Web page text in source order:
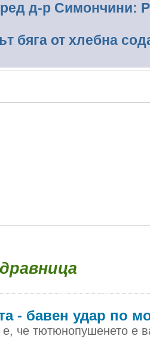
д-р Симончини:
бяга от хлебна
- бавен удар по
е, че тютюнопушенето е